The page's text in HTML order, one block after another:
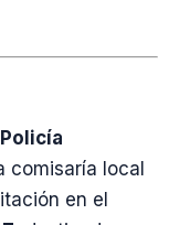
Policía
comisaría local
en el